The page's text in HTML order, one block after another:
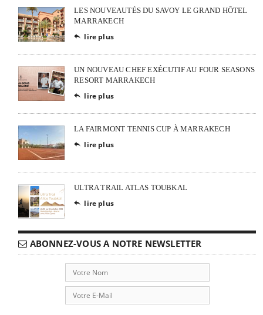
LES NOUVEAUTÉS DU SAVOY LE GRAND HÔTEL
MARRAKECH
 lire plus
UN NOUVEAU CHEF EXÉCUTIF AU FOUR SEASONS
RESORT MARRAKECH
 lire plus
LA FAIRMONT TENNIS CUP À MARRAKECH
 lire plus
ULTRA TRAIL ATLAS TOUBKAL
 lire plus
ABONNEZ-VOUS A NOTRE NEWSLETTER